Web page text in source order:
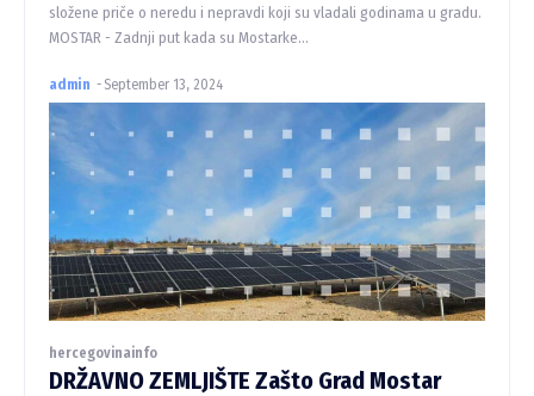
složene priče o neredu i nepravdi koji su vladali godinama u gradu.
MOSTAR - Zadnji put kada su Mostarke...
admin - September 13, 2024
hercegovinainfo
DRŽAVNO ZEMLJIŠTE Zašto Grad Mostar